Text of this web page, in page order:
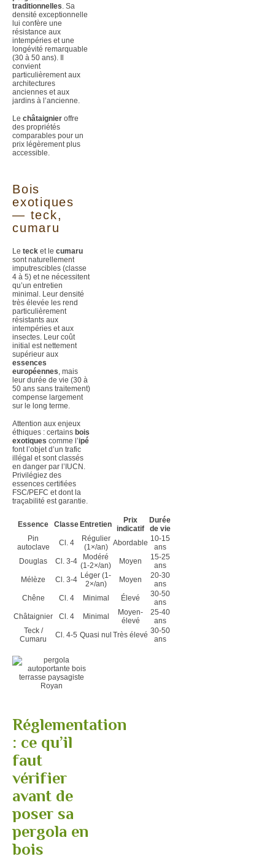
traditionnelles. Sa
densité exceptionnelle
lui confère une
résistance aux
intempéries et une
longévité remarquable
(30 à 50 ans). Il
convient
particulièrement aux
architectures
anciennes et aux
jardins à l’ancienne.
Le châtaignier offre
des propriétés
comparables pour un
prix légèrement plus
accessible.
Bois
exotiques
— teck,
cumaru
Le teck et le cumaru
sont naturellement
imputrescibles (classe
4 à 5) et ne nécessitent
qu’un entretien
minimal. Leur densité
très élevée les rend
particulièrement
résistants aux
intempéries et aux
insectes. Leur coût
initial est nettement
supérieur aux
essences
européennes, mais
leur durée de vie (30 à
50 ans sans traitement)
compense largement
sur le long terme.
Attention aux enjeux
éthiques : certains bois
exotiques comme l’ipé
font l’objet d’un trafic
illégal et sont classés
en danger par l’IUCN.
Privilégiez des
essences certifiées
FSC/PEFC et dont la
traçabilité est garantie.
Essence ClasseEntretien
Prix
indicatif
Durée
de vie
Pin
autoclave
Cl. 4
Régulier
(1×/an)
Abordable 10-15
ans
Douglas
Cl. 3-4
Modéré
(1-2×/an)
Moyen
15-25
ans
Mélèze
Cl. 3-4 Léger (1-
2×/an)
Moyen
20-30
ans
Chêne
Cl. 4 Minimal Élevé
30-50
ans
Châtaignier
Cl. 4 Minimal
Moyen-
élevé
25-40
ans
Teck /
Cumaru
Cl. 4-5 Quasi nul Très élevé 30-50
ans
Réglementation
: ce qu’il
faut
vérifier
avant de
poser sa
pergola en
bois